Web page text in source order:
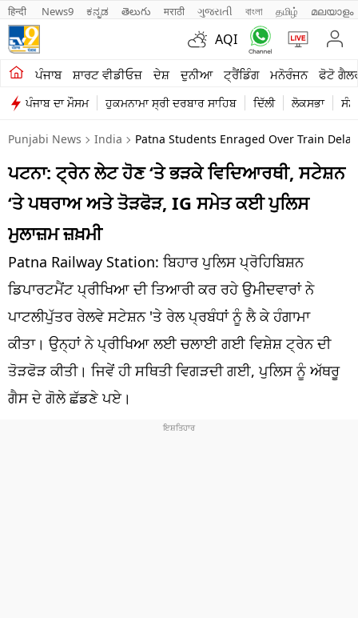
हिन्दी News9 ಕನ್ನಡ తెలుగు मराठी ગુજરાતી বাংলা தமிழ் മലയാളം
AQI
ਪੰਜਾਬ ਸ਼ਾਰਟ ਵੀਡੀਓਜ਼ ਦੇਸ਼ ਦੁਨੀਆ ਟ੍ਰੈਂਡਿੰਗ ਮਨੋਰੰਜਨ ਫੋਟੋ
ਪੰਜਾਬ ਦਾ ਮੌਸਮ ਹੁਕਮਨਾਮਾ ਸ੍ਰੀ ਦਰਬਾਰ ਸਾਹਿਬ ਦਿੱਲੀ ਲੋਕਸਭਾ
ਖੇਤੀਬਾੜੀ
ਸ਼ਾਰਟ ਵੀਡੀਓਜ਼
ਕਾਰੋਬਾਰ
ਕਰਿਅਰ
ਦੇਸ਼
ਲਾਈਫ ਸਟਾਈਲ
ਪੰਜਾਬ
ਧਰਮ
ਖੇਡਾਂ
Punjabi News India Patna Students Enraged Over Train
ਪਟਨਾ: ਟ੍ਰੇਨ ਲੇਟ ਹੋਣ ‘ਤੇ ਭੜਕੇ ਵਿਦਿਆਰਥੀ, ਸਟੇਸ਼ਨ
‘ਤੇ ਪਥਰਾਅ ਅਤੇ ਤੋੜਫੋੜ, IG ਸਮੇਤ ਕਈ ਪੁਲਿਸ
ਮੁਲਾਜ਼ਮ ਜ਼ਖ਼ਮੀ
Patna Railway Station: ਬਿਹਾਰ ਪੁਲਿਸ ਪ੍ਰੋਹਿਬਿਸ਼ਨ
ਡਿਪਾਰਟਮੈਂਟ ਪ੍ਰੀਖਿਆ ਦੀ ਤਿਆਰੀ ਕਰ ਰਹੇ ਉਮੀਦਵਾਰਾਂ ਨੇ
ਪਾਟਲੀਪੁੱਤਰ ਰੇਲਵੇ ਸਟੇਸ਼ਨ 'ਤੇ ਰੇਲ ਪ੍ਰਬੰਧਾਂ ਨੂੰ ਲੈ ਕੇ ਹੰਗਾਮਾ
ਕੀਤਾ। ਉਨ੍ਹਾਂ ਨੇ ਪ੍ਰੀਖਿਆ ਲਈ ਚਲਾਈ ਗਈ ਵਿਸ਼ੇਸ਼ ਟ੍ਰੇਨ ਦੀ
ਤੋੜਫੋੜ ਕੀਤੀ। ਜਿਵੇਂ ਹੀ ਸਥਿਤੀ ਵਿਗੜਦੀ ਗਈ, ਪੁਲਿਸ ਨੂੰ ਅੱਥਰੂ
ਗੈਸ ਦੇ ਗੋਲੇ ਛੱਡਣੇ ਪਏ।